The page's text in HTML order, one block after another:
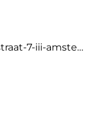
Beeldgarage-meetrapport-visseringstraat-7-iii-amsterdam